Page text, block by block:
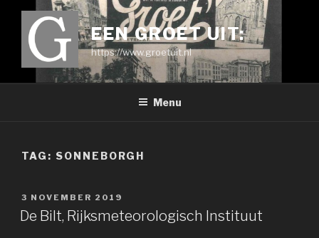
EEN GROET UIT:
https://www.groetuit.nl
Menu
TAG: SONNEBORGH
GEPLAATST
OP
3 NOVEMBER 2019
De Bilt, Rijksmeteorologisch Instituut